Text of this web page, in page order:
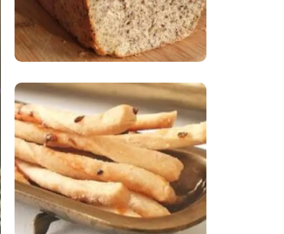
Comer Bem:
Palitinhos De Cebola
E Salsa